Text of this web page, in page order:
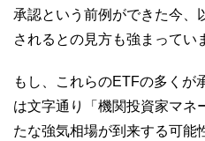
承認という前例ができた今、
されるとの見方も強まってい
もし、これらのETFの多くが
は文字通り「機関投資家マネ
たな強気相場が到来する可能